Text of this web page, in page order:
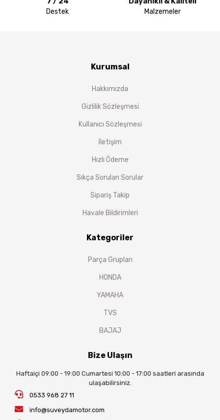
Destek Malzemeler
Kurumsal
Hakkımızda
Gizlilik Sözleşmesi
Kullanıcı Sözleşmesi
İletişim
Hızlı Ödeme
Sıkça Sorulan Sorular
Sipariş Takip
Havale Bildirimleri
Kategoriler
Parça Grupları
HONDA
YAMAHA
TVS
BAJAJ
Bize Ulaşın
Haftaiçi 09:00 - 19:00 Cumartesi 10:00 - 17:00 saatleri arasında
ulaşabilirsiniz.
0533 968 27 11
info@suveydamotor.com